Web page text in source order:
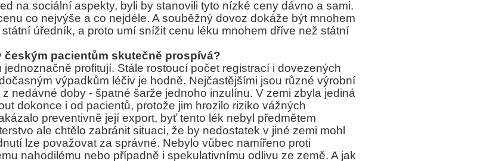
na sociální aspekty, byli by stanovili tyto nízké ceny dávno a sami.
co nejvýše a co nejdéle. A souběžný dovoz dokáže být mnohem
úředník, a proto umí snížit cenu léku mnohem dříve než státní
pacientům skutečně prospívá?
profitují. Stále rostoucí počet registrací i dovezených
výpadkům léčiv je hodně. Nejčastějšími jsou různé výrobní
nedávné doby - špatné šarže jednoho inzulínu. V zemi zbyla jediná
dokonce i od pacientů, protože jim hrozilo riziko vážných
preventivně její export, byť tento lék nebyl předmětem
ale chtělo zabránit situaci, že by nedostatek v jiné zemi mohl
lze považovat za správné. Nebylo vůbec namířeno proti
nahodilému nebo případně i spekulativnímu odlivu ze země. A jak